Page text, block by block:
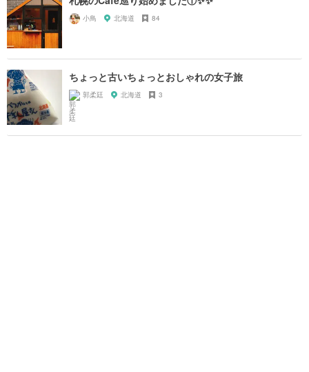
小鳥 北海道 84
ちょっと古いちょっとおしゃれの女子旅
郭柔廷 北海道 3